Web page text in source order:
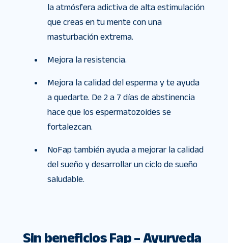
la atmósfera adictiva de alta estimulación
que creas en tu mente con una
masturbación extrema.
Mejora la resistencia.
Mejora la calidad del esperma y te ayuda
a quedarte. De 2 a 7 días de abstinencia
hace que los espermatozoides se
fortalezcan.
NoFap también ayuda a mejorar la calidad
del sueño y desarrollar un ciclo de sueño
saludable.
Sin beneficios Fap – Ayurveda